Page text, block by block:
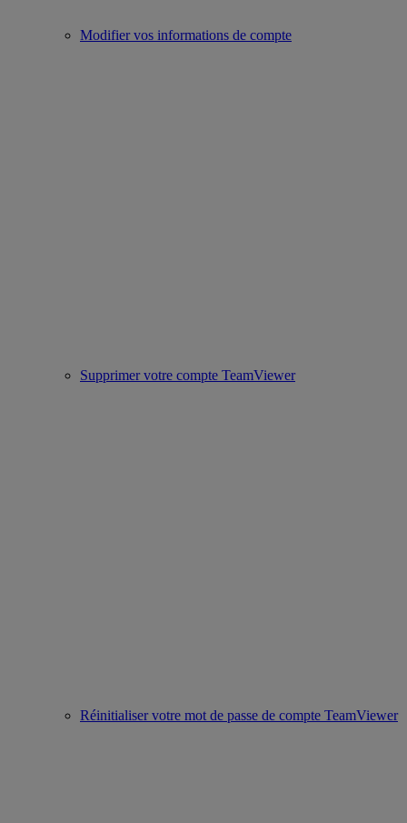
Modifier vos informations de compte
Supprimer votre compte TeamViewer
Réinitialiser votre mot de passe de compte TeamViewer